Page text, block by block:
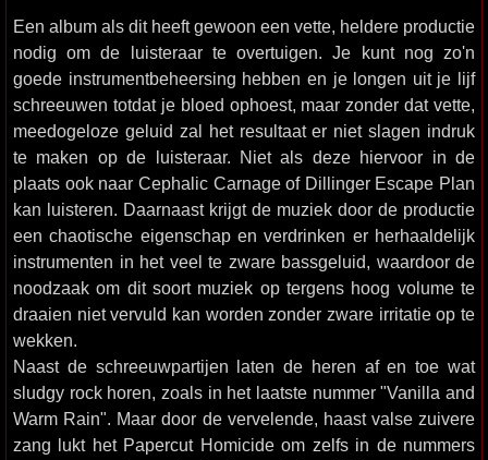
Een album als dit heeft gewoon een vette, heldere productie
nodig om de luisteraar te overtuigen. Je kunt nog zo'n
goede instrumentbeheersing hebben en je longen uit je lijf
schreeuwen totdat je bloed ophoest, maar zonder dat vette,
meedogeloze geluid zal het resultaat er niet slagen indruk
te maken op de luisteraar. Niet als deze hiervoor in de
plaats ook naar Cephalic Carnage of Dillinger Escape Plan
kan luisteren. Daarnaast krijgt de muziek door de productie
een chaotische eigenschap en verdrinken er herhaaldelijk
instrumenten in het veel te zware bassgeluid, waardoor de
noodzaak om dit soort muziek op tergens hoog volume te
draaien niet vervuld kan worden zonder zware irritatie op te
wekken.
Naast de schreeuwpartijen laten de heren af en toe wat
sludgy rock horen, zoals in het laatste nummer "Vanilla and
Warm Rain". Maar door de vervelende, haast valse zuivere
zang lukt het Papercut Homicide om zelfs in de nummers